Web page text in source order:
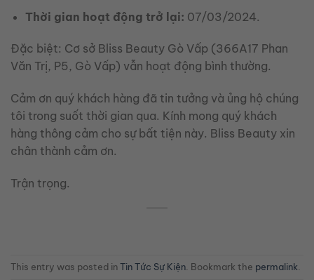
Thời gian hoạt động trở lại: 07/03/2024.
Đặc biệt: Cơ sở Bliss Beauty Gò Vấp (366A17 Phan
Văn Trị, P5, Gò Vấp) vẫn hoạt động bình thường.
Cảm ơn quý khách hàng đã tin tưởng và ủng hộ chúng
tôi trong suốt thời gian qua. Kính mong quý khách
hàng thông cảm cho sự bất tiện này. Bliss Beauty xin
chân thành cảm ơn.
Trận trọng.
This entry was posted inTin Tức Sự Kiện. Bookmark the permalink.